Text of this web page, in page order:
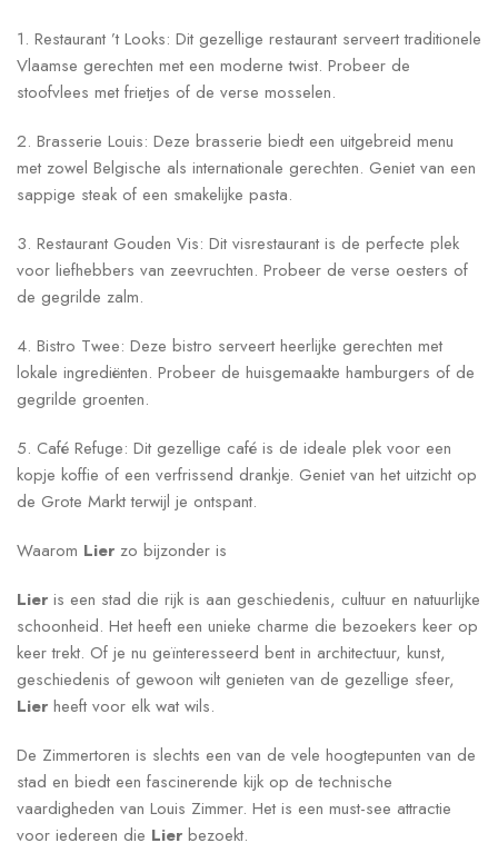
1. Restaurant ’t Looks: Dit gezellige restaurant serveert traditionele
Vlaamse gerechten met een moderne twist. Probeer de
stoofvlees met frietjes of de verse mosselen.
2. Brasserie Louis: Deze brasserie biedt een uitgebreid menu
met zowel Belgische als internationale gerechten. Geniet van een
sappige steak of een smakelijke pasta.
3. Restaurant Gouden Vis: Dit visrestaurant is de perfecte plek
voor liefhebbers van zeevruchten. Probeer de verse oesters of
de gegrilde zalm.
4. Bistro Twee: Deze bistro serveert heerlijke gerechten met
lokale ingrediënten. Probeer de huisgemaakte hamburgers of de
gegrilde groenten.
5. Café Refuge: Dit gezellige café is de ideale plek voor een
kopje koffie of een verfrissend drankje. Geniet van het uitzicht op
de Grote Markt terwijl je ontspant.
Waarom Lier zo bijzonder is
Lier is een stad die rijk is aan geschiedenis, cultuur en natuurlijke
schoonheid. Het heeft een unieke charme die bezoekers keer op
keer trekt. Of je nu geïnteresseerd bent in architectuur, kunst,
geschiedenis of gewoon wilt genieten van de gezellige sfeer,
Lier heeft voor elk wat wils.
De Zimmertoren is slechts een van de vele hoogtepunten van de
stad en biedt een fascinerende kijk op de technische
vaardigheden van Louis Zimmer. Het is een must-see attractie
voor iedereen die Lier bezoekt.